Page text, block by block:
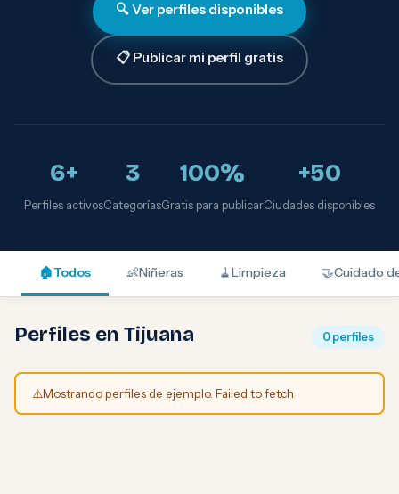
🔍 Ver perfiles disponibles
📋 Publicar mi perfil gratis
6+
Perfiles activos
3
Categorías
100%
Gratis para publicar
+50
Ciudades disponibles
🏠Todos 👶Niñeras 🧹Limpieza 🤝Cuidado
Perfiles en Tijuana 0 perfiles
⚠️Mostrando perfiles de ejemplo. Failed to fetch